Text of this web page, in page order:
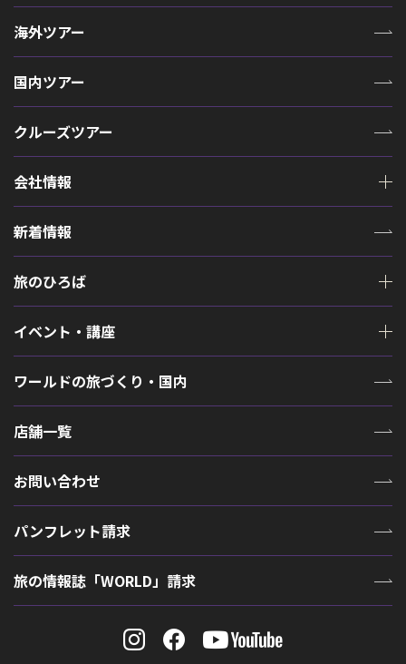
海外ツアー
国内ツアー
クルーズツアー
会社情報
新着情報
旅のひろば
イベント・講座
ワールドの旅づくり・国内
店舗一覧
お問い合わせ
パンフレット請求
旅の情報誌「WORLD」請求